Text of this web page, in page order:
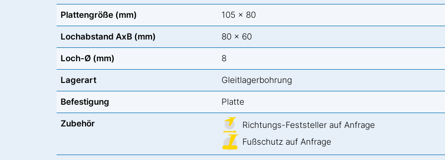
Plattengröße (mm) 105 x 80
Lochabstand AxB (mm) 80 x 60
Loch-Ø (mm) 8
Lagerart Gleitlagerbohrung
Befestigung Platte
Zubehör
Richtungs-Feststeller auf Anfrage
Fußschutz auf Anfrage